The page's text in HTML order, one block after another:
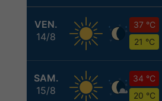
VEN.
14/8
37 °C
21 °C
SAM.
15/8
34 °C
20 °C